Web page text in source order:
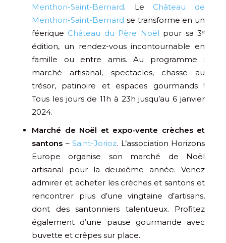
Menthon-Saint-Bernard. Le Château de
Menthon-Saint-Bernard se transforme en un
féerique Château du Père Noël pour sa 3ᵉ
édition, un rendez-vous incontournable en
famille ou entre amis. Au programme :
marché artisanal, spectacles, chasse au
trésor, patinoire et espaces gourmands !
Tous les jours de 11h à 23h jusqu’au 6 janvier
2024.
Marché de Noël et expo-vente crèches et
santons – Saint-Jorioz. L’association Horizons
Europe organise son marché de Noël
artisanal pour la deuxième année. Venez
admirer et acheter les crèches et santons et
rencontrer plus d’une vingtaine d’artisans,
dont des santonniers talentueux. Profitez
également d’une pause gourmande avec
buvette et crêpes sur place.